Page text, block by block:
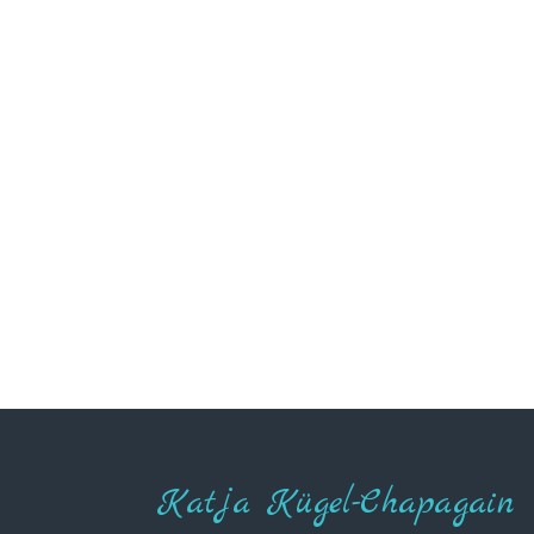
Katja Kügel-Chapagain